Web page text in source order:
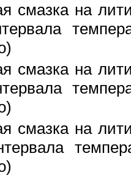
смазка на
смазка на
смазка на